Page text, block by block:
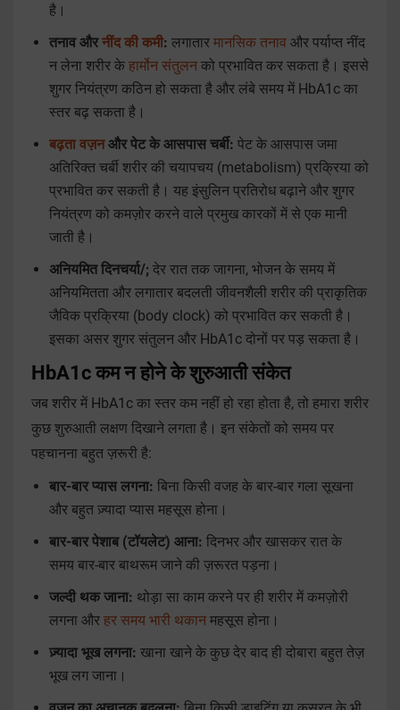
है।
तनाव औरनींद की कमी: लगातार मानसिक तनाव और पर्याप्त नींद
न लेना शरीर के हार्मोन संतुलन को प्रभावित कर सकता है। इससे
शुगर नियंत्रण कठिन हो सकता है और लंबे समय में HbA1c का
स्तर बढ़ सकता है।
बढ़ता वज़नऔर पेट के आसपास चर्बी: पेट के आसपास जमा
अतिरिक्त चर्बी शरीर की चयापचय (metabolism) प्रक्रिया को
प्रभावित कर सकती है। यह इंसुलिन प्रतिरोध बढ़ाने और शुगर
नियंत्रण को कमज़ोर करने वाले प्रमुख कारकों में से एक मानी
जाती है।
अनियमित दिनचर्या/; देर रात तक जागना, भोजन के समय में
अनियमितता और लगातार बदलती जीवनशैली शरीर की प्राकृतिक
जैविक प्रक्रिया (body clock) को प्रभावित कर सकती है।
इसका असर शुगर संतुलन और HbA1c दोनों पर पड़ सकता है।
HbA1c कम न होने के शुरुआती संकेत
जब शरीर में HbA1c का स्तर कम नहीं हो रहा होता है, तो हमारा शरीर
कुछ शुरुआती लक्षण दिखाने लगता है। इन संकेतों को समय पर
पहचानना बहुत ज़रूरी है:
बार-बार प्यास लगना: बिना किसी वजह के बार-बार गला सूखना
और बहुत ज़्यादा प्यास महसूस होना।
बार-बार पेशाब (टॉयलेट) आना: दिनभर और खासकर रात के
समय बार-बार बाथरूम जाने की ज़रूरत पड़ना।
जल्दी थक जाना: थोड़ा सा काम करने पर ही शरीर में कमज़ोरी
लगना और हर समय भारी थकान महसूस होना।
ज़्यादा भूख लगना: खाना खाने के कुछ देर बाद ही दोबारा बहुत तेज़
भूख लग जाना।